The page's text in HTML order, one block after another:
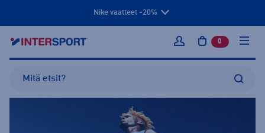
Nike vaatteet -20%
Kirjaudu sisään
0 tuotetta